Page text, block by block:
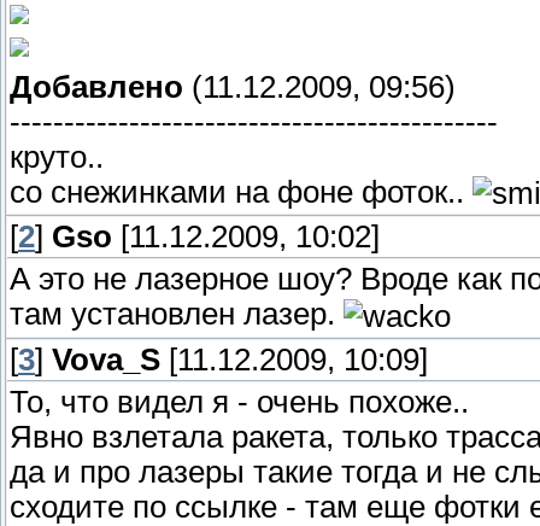
Добавлено (11.12.2009, 09:56)
---------------------------------------------
круто..
со снежинками на фоне фоток..
[2] Gso [11.12.2009, 10:02]
А это не лазерное шоу? Вроде как
там установлен лазер.
[3] Vova_S [11.12.2009, 10:09]
То, что видел я - очень похоже..
Явно взлетала ракета, только
да и про лазеры такие тогда и не
сходите по ссылке - там еще фотки